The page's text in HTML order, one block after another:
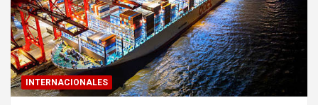
INTERNACIONALES